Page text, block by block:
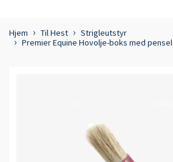
Hjem Til Hest
Strigleutstyr
Premier Equine Hovolje-boks med pensel